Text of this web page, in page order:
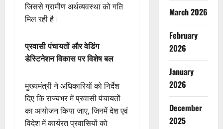
जिससे ग्रामीण अर्थव्यवस्था को गति
मिल रही है।
प्रवासी पंचायतों और वेडिंग
डेस्टिनेशन विकास पर विशेष बल
मुख्यमंत्री ने अधिकारियों को निर्देश
दिए कि राज्यभर में प्रवासी पंचायतों
का आयोजन किया जाए, जिनमें देश एवं
विदेश में कार्यरत प्रवासियों को
March 2026
February
2026
January
2026
December
2025